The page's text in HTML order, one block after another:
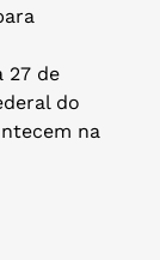
27 de
do
na